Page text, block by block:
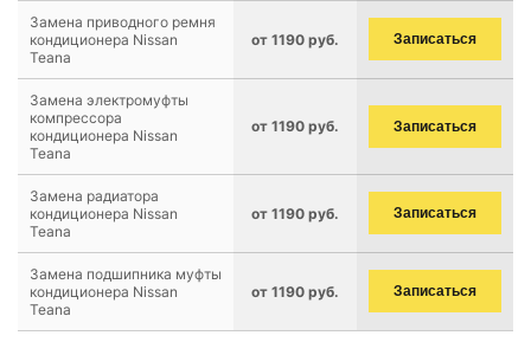
Замена приводного ремня
кондиционера Nissan
Teana
от 1190 руб. Записаться
Замена электромуфты
компрессора
кондиционера Nissan
Teana
от 1190 руб. Записаться
Замена радиатора
кондиционера Nissan
Teana
от 1190 руб. Записаться
Замена подшипника муфты
кондиционера Nissan
Teana
от 1190 руб. Записаться